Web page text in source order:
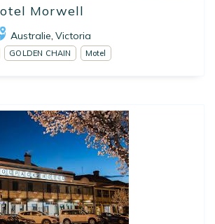
Morwell
Australie Victoria
GOLDEN CHAIN Motel